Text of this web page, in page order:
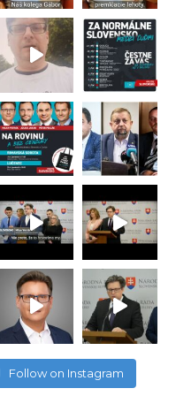
Follow on Instagram